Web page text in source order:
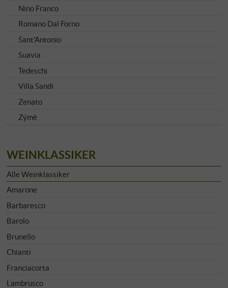
Nino Franco
Romano Dal Forno
Sant'Antonio
Suavia
Tedeschi
Villa Sandi
Zenato
Zýmè
WEINKLASSIKER
Alle Weinklassiker
Amarone
Barbaresco
Barolo
Brunello
Chianti
Franciacorta
Lambrusco